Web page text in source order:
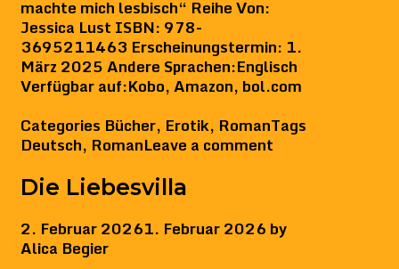
machte mich lesbisch“ Reihe Von:
Jessica Lust ISBN: 978-
3695211463 Erscheinungstermin: 1.
März 2025 Andere Sprachen:Englisch
Verfügbar auf:Kobo, Amazon, bol.com
Categories Bücher, Erotik, RomanTags
Deutsch, RomanLeave a comment
Die Liebesvilla
2. Februar 20261. Februar 2026 by
Alica Begier